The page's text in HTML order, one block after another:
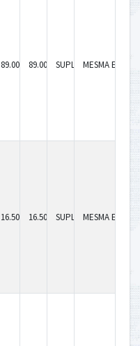
89.000,0089.000,00SUPLEMENTAR
MESMA
16.500,0016.500,00SUPLEMENTAR
MESMA